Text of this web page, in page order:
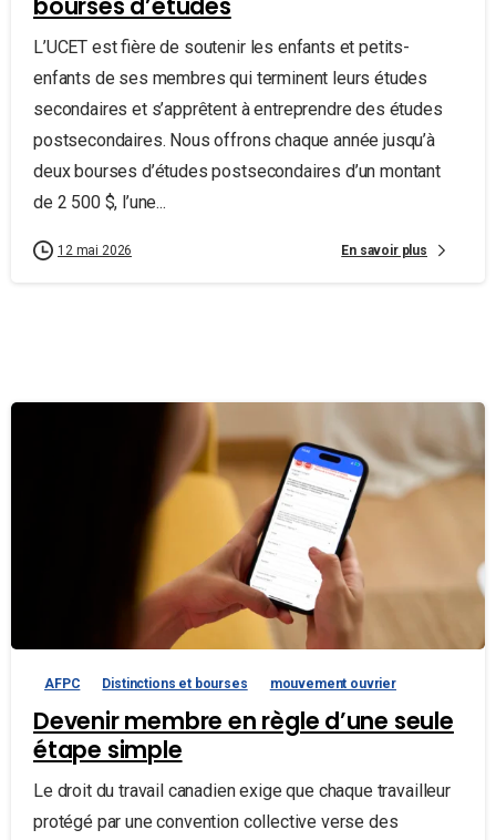
bourses d’études
L’UCET est fière de soutenir les enfants et petits-
enfants de ses membres qui terminent leurs études
secondaires et s’apprêtent à entreprendre des études
postsecondaires. Nous offrons chaque année jusqu’à
deux bourses d’études postsecondaires d’un montant
de 2 500 $, l’une...
12 mai 2026 En savoir plus
AFPC Distinctions et bourses mouvement ouvrier
Devenir membre en règle d’une seule
étape simple
Le droit du travail canadien exige que chaque travailleur
protégé par une convention collective verse des